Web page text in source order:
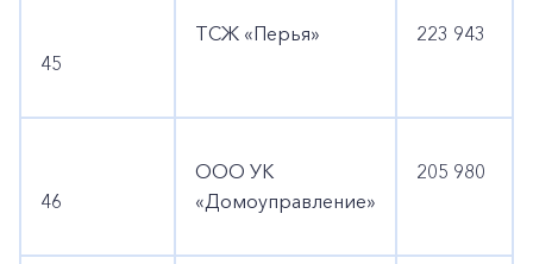
45
ТСЖ «Перья» 223 943
46
ООО УК
«Домоуправление»
205 980